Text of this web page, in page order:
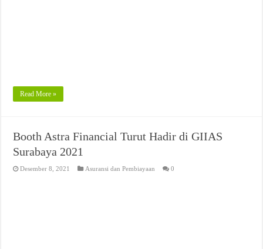
Read More »
Booth Astra Financial Turut Hadir di GIIAS
Surabaya 2021
Desember 8, 2021 Asuransi dan Pembiayaan 0